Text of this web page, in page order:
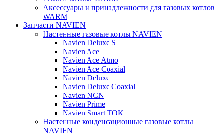
Аксессуары и принадлежности для газовых котлов
WARM
Запчасти NAVIEN
Настенные газовые котлы NAVIEN
Navien Deluxe S
Navien Ace
Navien Ace Atmo
Navien Ace Coaxial
Navien Deluxe
Navien Deluxe Coaxial
Navien NCN
Navien Prime
Navien Smart TOK
Настенные конденсационные газовые котлы
NAVIEN